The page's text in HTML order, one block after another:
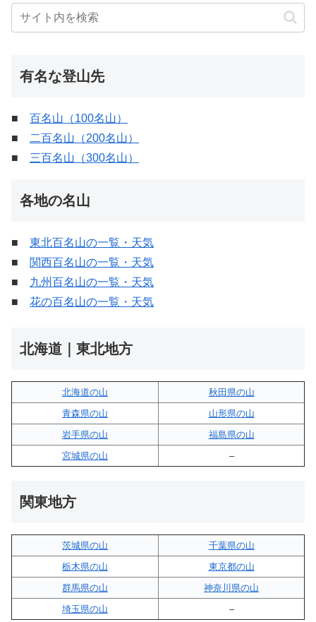
有名な登山先
■ 百名山（100名山）
■
二百名山（200名山）
■ 三百名山（300名山）
各地の名山
■ 東北百名山の一覧・天気
■ 関西百名山の一覧・天気
■ 九州百名山の一覧・天気
■ 花の百名山の一覧・天気
北海道｜東北地方
北海道の山
秋田県の山
青森県の山
山形県の山
岩手県の山
福島県の山
宮城県の山
–
関東地方
茨城県の山
千葉県の山
栃木県の山
東京都の山
群馬県の山
神奈川県の山
埼玉県の山
–